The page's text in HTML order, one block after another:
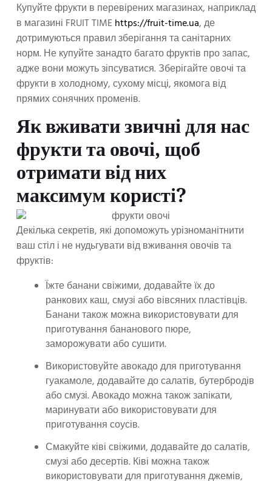
Купуйте фрукти в перевірених магазинах, наприклад
в магазині FRUIT TIMEhttps://fruit-time.ua, де
дотримуються правил зберігання та санітарних
норм. Не купуйте занадто багато фруктів про запас,
адже вони можуть зіпсуватися. Зберігайте овочі та
фрукти в холодному, сухому місці, якомога від
прямих сонячних променів.
Як вживати звичні для нас
фрукти та овочі, щоб
отримати від них
максимум користі?
Декілька секретів, які допоможуть урізноманітнити
ваш стіл і не нудьгувати від вживання овочів та
фруктів:
Їжте банани свіжими, додавайте їх до
ранкових каш, смузі або вівсяних пластівців.
Банани також можна використовувати для
приготування бананового пюре,
заморожувати або сушити.
Використовуйте авокадо для приготування
гуакамоле, додавайте до салатів, бутербродів
або смузі. Авокадо можна також запікати,
маринувати або використовувати для
приготування соусів.
Смакуйте ківі свіжими, додавайте до салатів,
смузі або десертів. Ківі можна також
використовувати для приготування джемів,